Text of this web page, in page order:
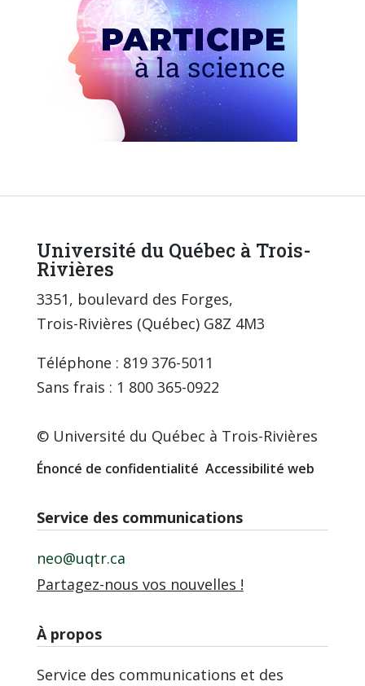
Université du Québec à Trois-
Rivières
3351, boulevard des Forges,
Trois-Rivières (Québec) G8Z 4M3
Téléphone : 819 376-5011
Sans frais : 1 800 365-0922
© Université du Québec à Trois-Rivières
Énoncé de confidentialité Accessibilité web
Service des communications
neo@uqtr.ca
Partagez-nous vos nouvelles !
À propos
Service des communications et des